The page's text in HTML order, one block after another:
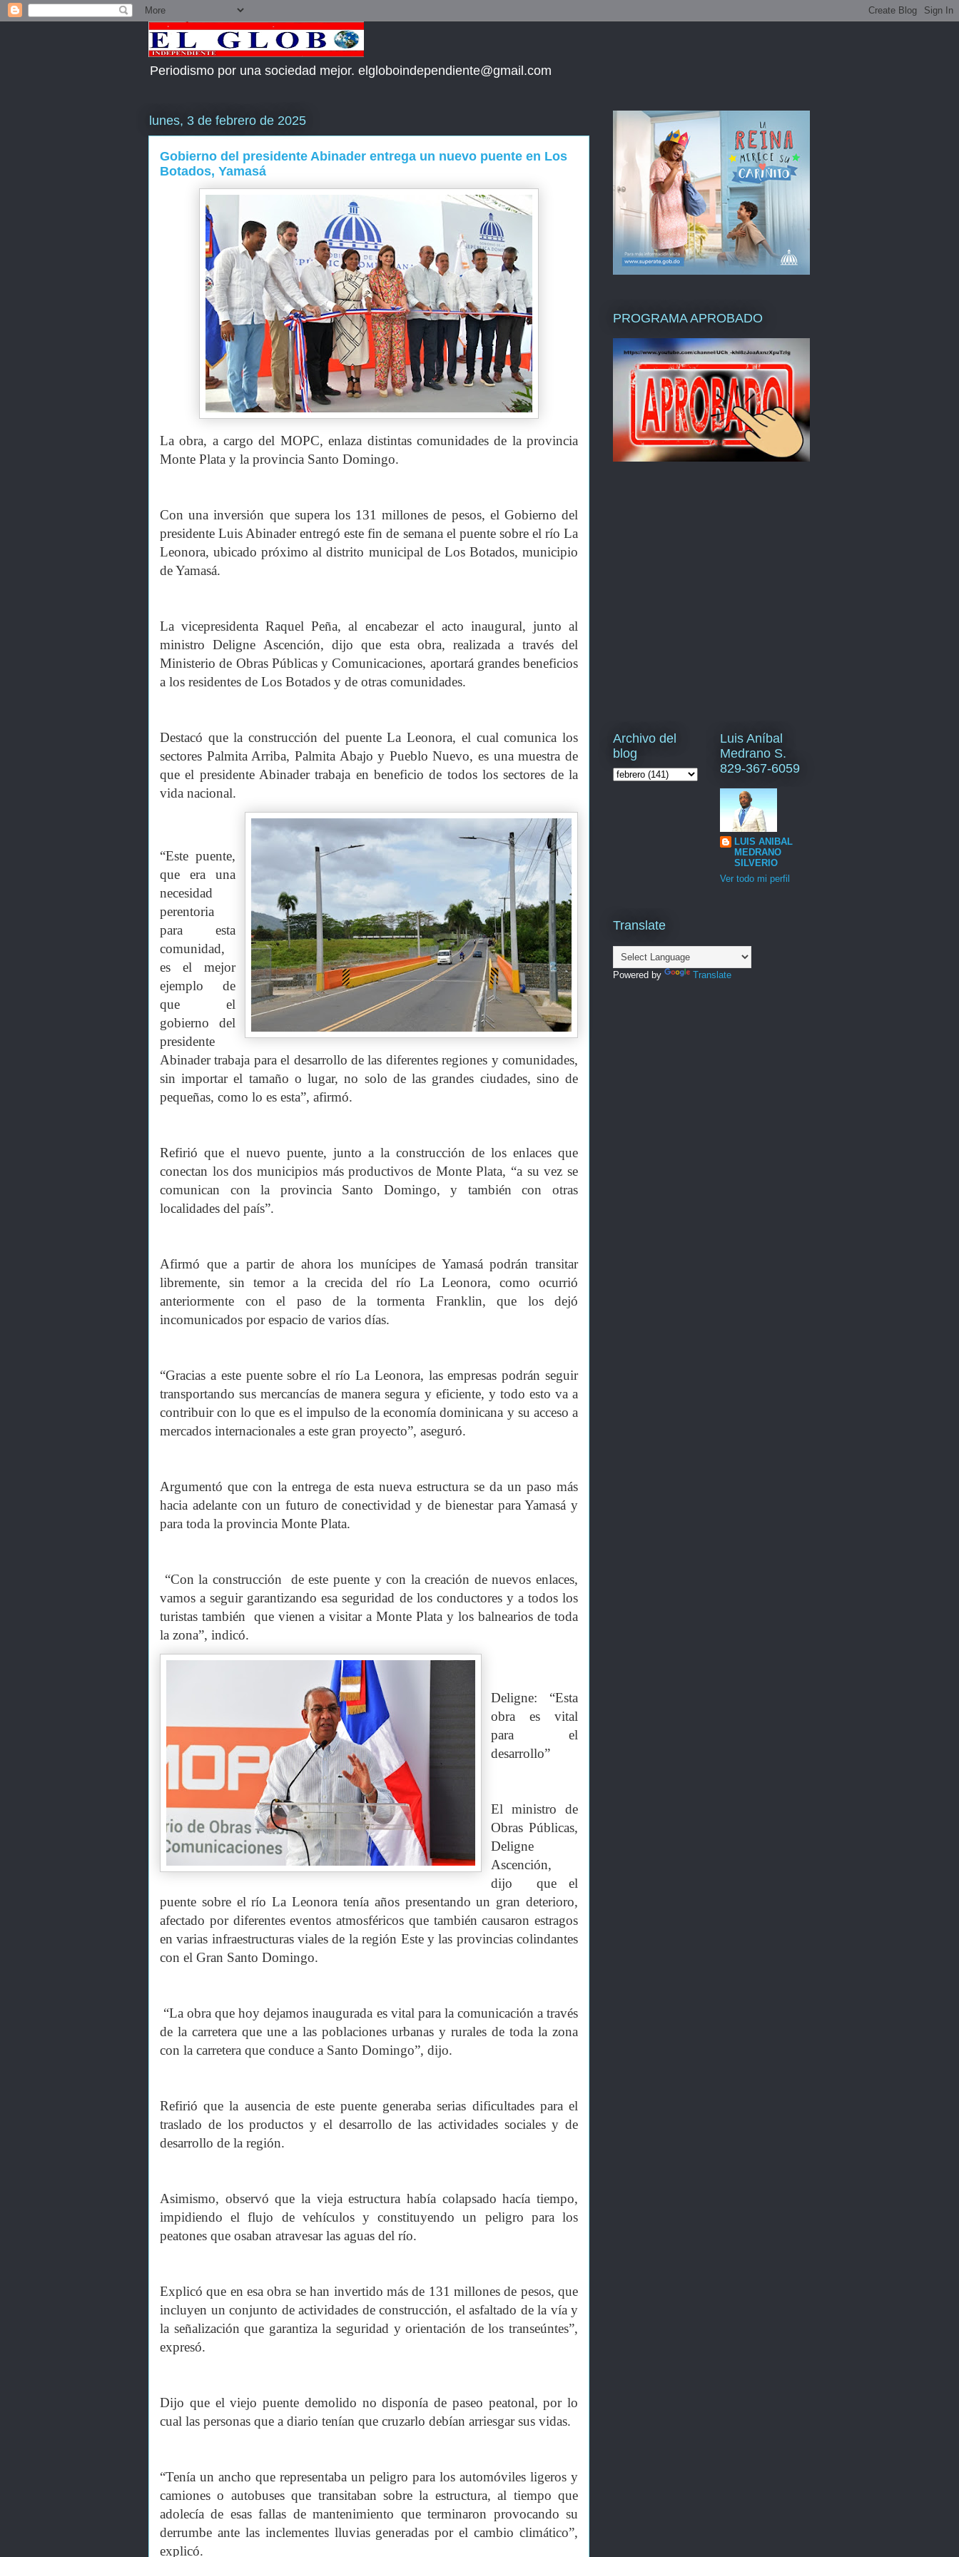
Periodismo por una sociedad mejor. elgloboindependiente@gmail.com
lunes, 3 de febrero de 2025
Gobierno del presidente Abinader entrega un nuevo puente en Los
Botados, Yamasá
La obra, a cargo del MOPC, enlaza distintas comunidades de la provincia
Monte Plata y la provincia Santo Domingo.
Con una inversión que supera los 131 millones de pesos, el Gobierno del
presidente Luis Abinader entregó este fin de semana el puente sobre el río La
Leonora, ubicado próximo al distrito municipal de Los Botados, municipio
de Yamasá.
La vicepresidenta Raquel Peña, al encabezar el acto inaugural, junto al
ministro Deligne Ascención, dijo que esta obra, realizada a través del
Ministerio de Obras Públicas y Comunicaciones, aportará grandes beneficios
a los residentes de Los Botados y de otras comunidades.
Destacó que la construcción del puente La Leonora, el cual comunica los
sectores Palmita Arriba, Palmita Abajo y Pueblo Nuevo, es una muestra de
que el presidente Abinader trabaja en beneficio de todos los sectores de la
vida nacional.
“Este puente,
que era una
necesidad
perentoria
para esta
comunidad,
es el mejor
ejemplo de
que el
gobierno del
presidente
Abinader trabaja para el desarrollo de las diferentes regiones y comunidades,
sin importar el tamaño o lugar, no solo de las grandes ciudades, sino de
pequeñas, como lo es esta”, afirmó.
Refirió que el nuevo puente, junto a la construcción de los enlaces que
conectan los dos municipios más productivos de Monte Plata, “a su vez se
comunican con la provincia Santo Domingo, y también con otras
localidades del país”.
Afirmó que a partir de ahora los munícipes de Yamasá podrán transitar
libremente, sin temor a la crecida del río La Leonora, como ocurrió
anteriormente con el paso de la tormenta Franklin, que los dejó
incomunicados por espacio de varios días.
“Gracias a este puente sobre el río La Leonora, las empresas podrán seguir
transportando sus mercancías de manera segura y eficiente, y todo esto va a
contribuir con lo que es el impulso de la economía dominicana y su acceso a
mercados internacionales a este gran proyecto”, aseguró.
Argumentó que con la entrega de esta nueva estructura se da un paso más
hacia adelante con un futuro de conectividad y de bienestar para Yamasá y
para toda la provincia Monte Plata.
“Con la construcción de este puente y con la creación de nuevos enlaces,
vamos a seguir garantizando esa seguridad de los conductores y a todos los
turistas también que vienen a visitar a Monte Plata y los balnearios de toda
la zona”, indicó.
Deligne: “Esta
obra es vital
para el
desarrollo”
El ministro de
Obras Públicas,
Deligne
Ascención,
dijo que el
puente sobre el río La Leonora tenía años presentando un gran deterioro,
afectado por diferentes eventos atmosféricos que también causaron estragos
en varias infraestructuras viales de la región Este y las provincias colindantes
con el Gran Santo Domingo.
“La obra que hoy dejamos inaugurada es vital para la comunicación a través
de la carretera que une a las poblaciones urbanas y rurales de toda la zona
con la carretera que conduce a Santo Domingo”, dijo.
Refirió que la ausencia de este puente generaba serias dificultades para el
traslado de los productos y el desarrollo de las actividades sociales y de
desarrollo de la región.
Asimismo, observó que la vieja estructura había colapsado hacía tiempo,
impidiendo el flujo de vehículos y constituyendo un peligro para los
peatones que osaban atravesar las aguas del río.
Explicó que en esa obra se han invertido más de 131 millones de pesos, que
incluyen un conjunto de actividades de construcción, el asfaltado de la vía y
la señalización que garantiza la seguridad y orientación de los transeúntes”,
expresó.
Dijo que el viejo puente demolido no disponía de paseo peatonal, por lo
cual las personas que a diario tenían que cruzarlo debían arriesgar sus vidas.
“Tenía un ancho que representaba un peligro para los automóviles ligeros y
camiones o autobuses que transitaban sobre la estructura, al tiempo que
adolecía de esas fallas de mantenimiento que terminaron provocando su
derrumbe ante las inclementes lluvias generadas por el cambio climático”,
explicó.
PROGRAMA APROBADO
Archivo del
blog
Luis Aníbal
Medrano S.
829-367-6059
LUIS ANIBAL
MEDRANO
SILVERIO
Ver todo mi perfil
Translate
Powered by Translate